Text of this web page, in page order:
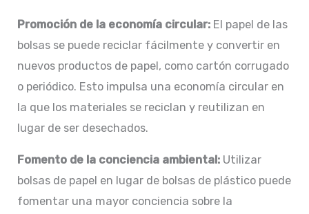
Promoción de la economía circular: El papel de las
bolsas se puede reciclar fácilmente y convertir en
nuevos productos de papel, como cartón corrugado
o periódico. Esto impulsa una economía circular en
la que los materiales se reciclan y reutilizan en
lugar de ser desechados.
Fomento de la conciencia ambiental: Utilizar
bolsas de papel en lugar de bolsas de plástico puede
fomentar una mayor conciencia sobre la